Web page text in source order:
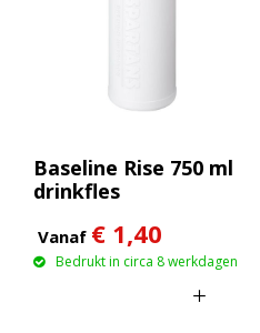
Baseline Rise 750 ml
drinkfles
Vanaf € 1,40
Bedrukt in circa 8 werkdagen